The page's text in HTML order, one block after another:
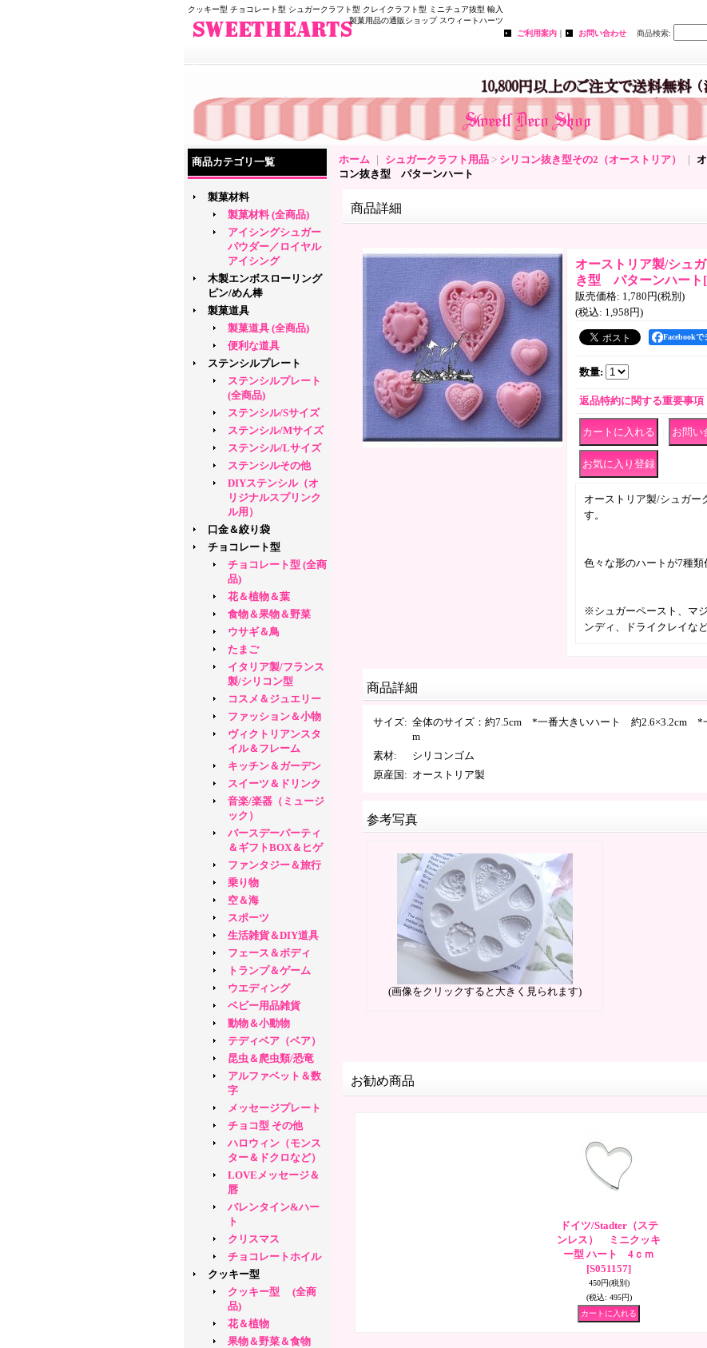
クッキー型 チョコレート型 シュガークラフト型 クレイクラフト型 ミニチュア抜型 輸入
製菓用品の通販ショップ スウィートハーツ
ご利用案内 ｜ お問い合わせ 商品検索:
商品カテゴリ一覧
製菓材料
製菓材料 (全商品)
アイシングシュガー
パウダー／ロイヤル
アイシング
木製エンボスローリング
ピン/めん棒
製菓道具
製菓道具 (全商品)
便利な道具
ステンシルプレート
ステンシルプレート
(全商品)
ステンシル/Sサイズ
ステンシル/Mサイズ
ステンシル/Lサイズ
ステンシルその他
DIYステンシル（オ
リジナルスプリンク
ル用）
口金＆絞り袋
チョコレート型
チョコレート型 (全商
品)
花＆植物＆葉
食物＆果物＆野菜
ウサギ＆鳥
たまご
イタリア製/フランス
製/シリコン型
コスメ＆ジュエリー
ファッション＆小物
ヴィクトリアンスタ
イル＆フレーム
キッチン＆ガーデン
スイーツ＆ドリンク
音楽/楽器（ミュージ
ック）
バースデーパーティ
＆ギフトBOX＆ヒゲ
ファンタジー＆旅行
乗り物
空＆海
スポーツ
生活雑貨＆DIY道具
フェース＆ボディ
トランプ＆ゲーム
ウエディング
ベビー用品雑貨
動物＆小動物
テディベア（ベア）
昆虫＆爬虫類/恐竜
アルファベット＆数
字
メッセージプレート
チョコ型 その他
ハロウィン（モンス
ター＆ドクロなど）
LOVEメッセージ＆
唇
バレンタイン&ハー
ト
クリスマス
チョコレートホイル
クッキー型
クッキー型 (全商
品)
花＆植物
果物＆野菜＆食物
ホーム シュガークラフト用品 > シリコン抜き型その2（オーストリア）
コン抜き型 パターンハート
商品詳細
オーストリア製/シュ
き型 パターンハート [
販売価格: 1,780円(税別)
(税込: 1,958円)
Facebookで
数量:
返品特約に関する重要事項
オーストリア製/シュガー
す。
色々な形のハートが7種類
※シュガーペースト、マ
ンディ、ドライクレイな
商品詳細
サイズ: 全体のサイズ：約7.5cm *一番大きいハート 約2.6×3.2cm *
m
素材:
シリコンゴム
原産国 : オーストリア製
参考写真
(画像をクリックすると大きく見られます)
お勧め商品
ドイツ/Stadter（ステ
ンレス） ミニクッキ
ー型 ハート 4ｃｍ
[S051157]
450円(税別)
(税込: 495円)